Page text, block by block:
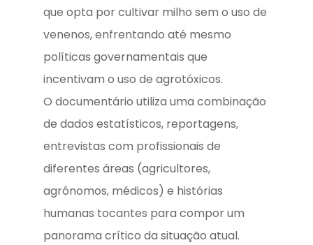
que opta por cultivar milho sem o uso de
venenos, enfrentando até mesmo
políticas governamentais que
incentivam o uso de agrotóxicos.
O documentário utiliza uma combinação
de dados estatísticos, reportagens,
entrevistas com profissionais de
diferentes áreas (agricultores,
agrônomos, médicos) e histórias
humanas tocantes para compor um
panorama crítico da situação atual.